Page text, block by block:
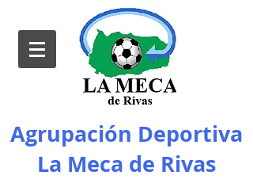
Agrupación Deportiva
La Meca de Rivas